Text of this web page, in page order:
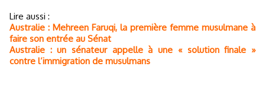
Lire aussi :
Australie : Mehreen Faruqi, la première femme musulmane à
faire son entrée au Sénat
Australie : un sénateur appelle à une « solution finale »
contre l’immigration de musulmans